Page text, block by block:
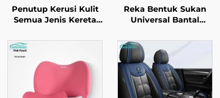
Penutup Kerusi Kulit
Semua Jenis Kereta
Dilengkungkan Penuh
Kekal Tahan Lasak
Tahan Kotor Tahan
Reka Bentuk Sukan
Universal Bantal
Sekeping dengan Ciri
Penyejuk dan Urut
Kain Linen untuk
Musim Bunga dan
Musim Panas Sesuai
Mazda